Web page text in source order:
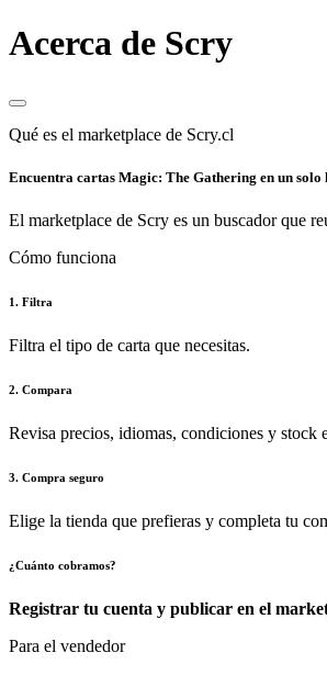
Acerca de Scry
Qué es el marketplace de Scry.cl
Encuentra cartas Magic: The Gathering en un solo
El marketplace de Scry es un buscador que
Cómo funciona
1. Filtra
Filtra el tipo de carta que necesitas.
2. Compara
Revisa precios, idiomas, condiciones y stock
3. Compra seguro
Elige la tienda que prefieras y completa tu
¿Cuánto cobramos?
Registrar tu cuenta y publicar en el
Para el vendedor